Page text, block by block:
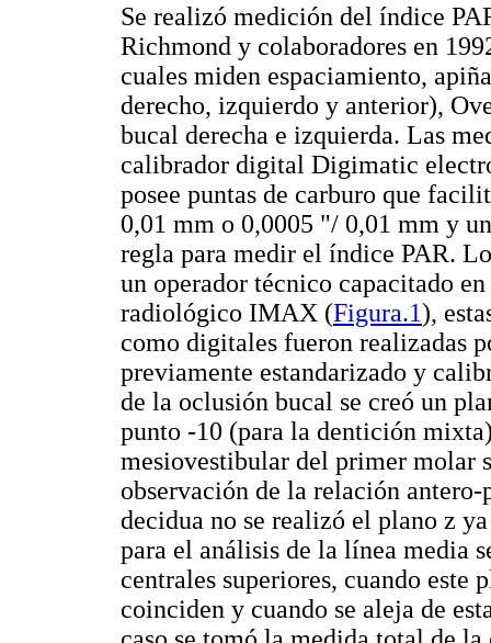
Se realizó medición del índice
Richmond y colaboradores en
cuales miden espaciamiento,
derecho, izquierdo y anterior),
bucal derecha e izquierda. Las
calibrador digital Digimatic
posee puntas de carburo que
0,01 mm o 0,0005 "/ 0,01 mm y
regla para medir el índice PAR.
un operador técnico capacitado
radiológico IMAX (Figura.1),
como digitales fueron realizadas
previamente estandarizado y
de la oclusión bucal se creó un
punto -10 (para la dentición
mesiovestibular del primer molar
observación de la relación antero-
decidua no se realizó el plano z
para el análisis de la línea media
centrales superiores, cuando este
coinciden y cuando se aleja de